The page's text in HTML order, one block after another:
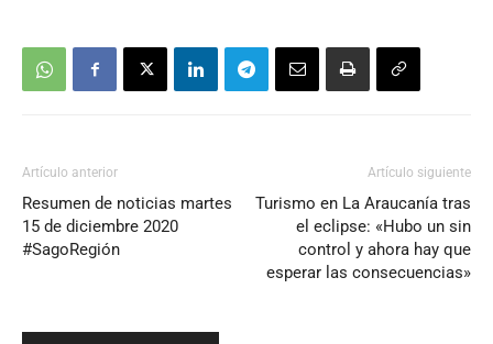
Artículo anterior
Resumen de noticias martes
15 de diciembre 2020
#SagoRegión
Artículo siguiente
Turismo en La Araucanía tras
el eclipse: «Hubo un sin
control y ahora hay que
esperar las consecuencias»